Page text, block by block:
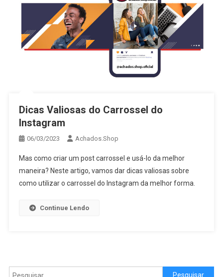
Dicas Valiosas do Carrossel do
Instagram
06/03/2023 Achados.Shop
Mas como criar um post carrossel e usá-lo da melhor
maneira? Neste artigo, vamos dar dicas valiosas sobre
como utilizar o carrossel do Instagram da melhor forma.
Continue Lendo
Pesquisar por: